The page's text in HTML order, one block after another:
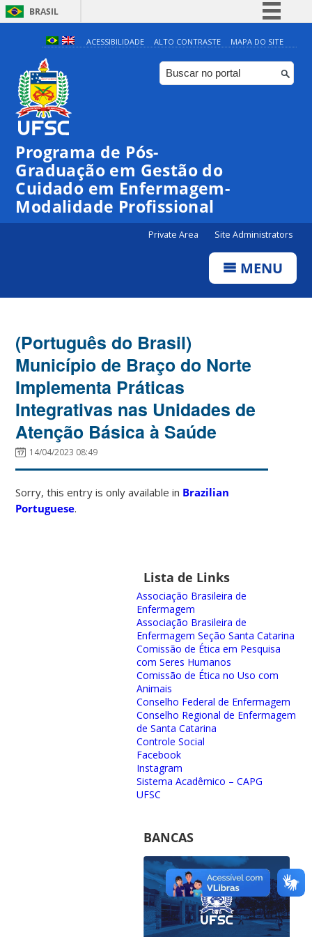
BRASIL
Simplifique!
Comunica BR
Participe
ACESSIBILIDADE ALTO CONTRASTE MAPA DO SITE
Programa de Pós-
Graduação em Gestão do
Cuidado em Enfermagem-
Modalidade Profissional
Private Area Site Administrators
MENU
(Português do Brasil)
Município de Braço do Norte
Implementa Práticas
Integrativas nas Unidades de
Atenção Básica à Saúde
14/04/2023 08:49
Sorry, this entry is only available in Brazilian
Portuguese.
Lista de Links
Associação Brasileira de
Enfermagem
Associação Brasileira de
Enfermagem Seção Santa Catarina
Comissão de Ética em Pesquisa
com Seres Humanos
Comissão de Ética no Uso com
Animais
Conselho Federal de Enfermagem
Conselho Regional de Enfermagem
de Santa Catarina
Controle Social
Facebook
Instagram
Sistema Acadêmico – CAPG
UFSC
BANCAS